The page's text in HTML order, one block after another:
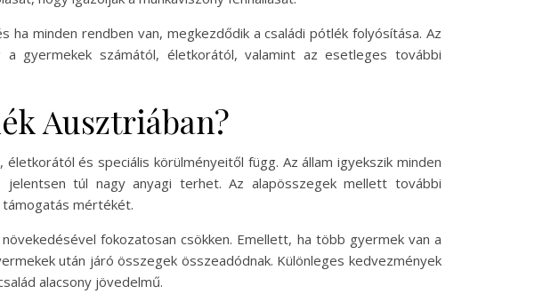
ha minden rendben van, megkezdődik a családi pótlék folyósítása. Az
gyermekek számától, életkorától, valamint az esetleges további
Ausztriában?
és speciális körülményeitől függ. Az állam igyekszik minden
túl nagy anyagi terhet. Az alapösszegek mellett további
mértékét.
fokozatosan csökken. Emellett, ha több gyermek van a
után járó összegek összeadódnak. Különleges kedvezmények
alacsony jövedelmű.